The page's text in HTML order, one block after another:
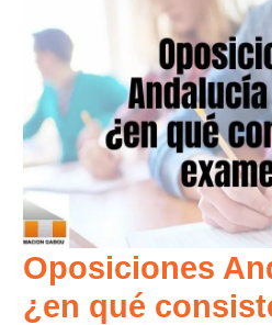
Oposiciones
¿en qué